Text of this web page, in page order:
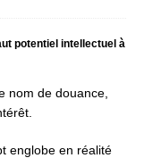
potentiel intellectuel à
nom de douance,
englobe en réalité